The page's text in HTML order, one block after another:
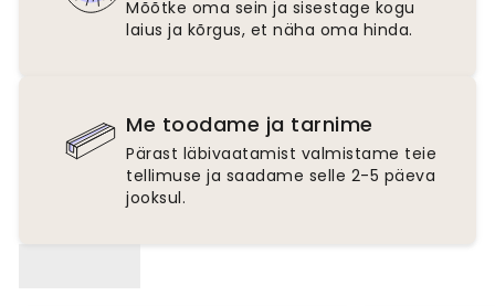
Mõõtke oma sein ja sisestage kogu
laius ja kõrgus, et näha oma hinda.
Me toodame ja tarnime
Pärast läbivaatamist valmistame teie
tellimuse ja saadame selle 2-5 päeva
jooksul.